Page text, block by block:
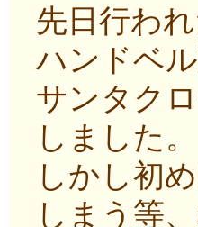
先日行わ
ハンドベ
サンタク
しました。
しかし初
しまう等